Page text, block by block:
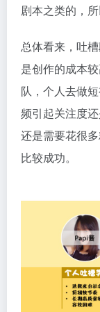
剧本之类的，
总体看来，吐
是创作的成本
队，个人去做
频引起关注度
还是需要花很
比较成功。